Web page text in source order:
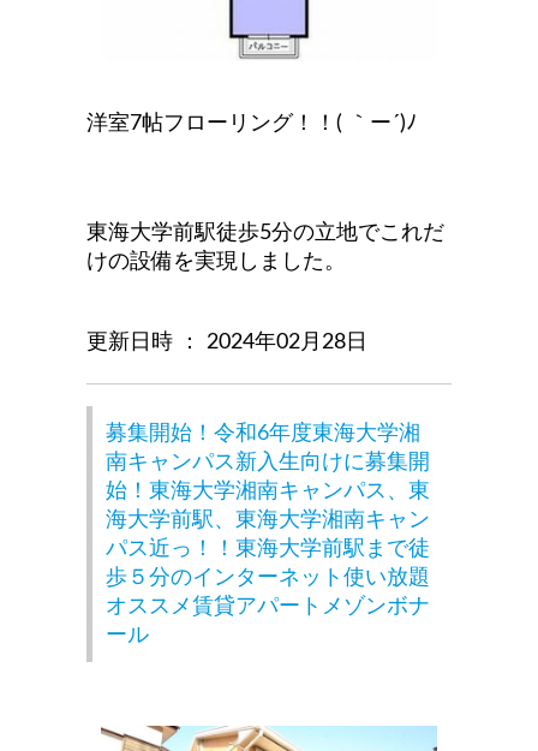
洋室7帖フローリング！！( ｀ー´)ﾉ
東海大学前駅徒歩5分の立地でこれだ
けの設備を実現しました。
更新日時 ： 2024年02月28日
募集開始！令和6年度東海大学湘
南キャンパス新入生向けに募集開
始！東海大学湘南キャンパス、東
海大学前駅、東海大学湘南キャン
パス近っ！！東海大学前駅まで徒
歩５分のインターネット使い放題
オススメ賃貸アパートメゾンボナ
ール